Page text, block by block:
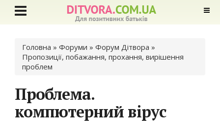
Ви є тут
Головна » Форуми » Форум Дітвора »
Пропозиції, побажання, прохання, вирішення
проблем
Проблема.
компютерний вірус